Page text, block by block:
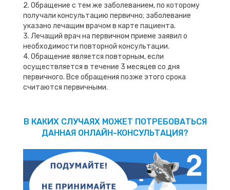
2. Обращение с тем же заболеванием, по которому
получали консультацию первично; заболевание
указано лечащим врачом в карте пациента.
3. Лечащий врач на первичном приеме заявил о
необходимости повторной консультации.
4. Обращение является повторным, если
осуществляется в течение 3 месяцев со дня
первичного. Все обращения позже этого срока
считаются первичными.
В КАКИХ СЛУЧАЯХ МОЖЕТ ПОТРЕБОВАТЬСЯ
ДАННАЯ ОНЛАЙН-КОНСУЛЬТАЦИЯ?